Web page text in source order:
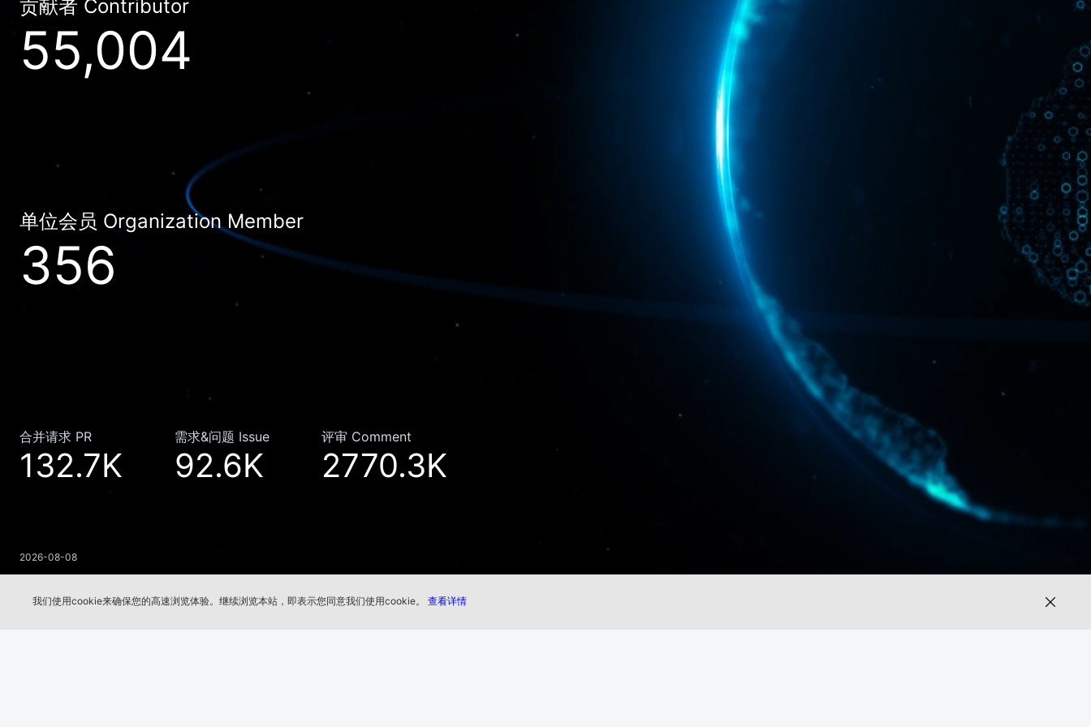
贡献者 Contributor
55,004
单位会员 Organization Member
356
合并请求 PR
132.7K
需求&问题 Issue
92.6K
评审 Comment
2770.3K
2026-08-08
我们使用cookie来确保您的高速浏览体验。继续浏览本站，即表示您同意我们使用cookie。 查看详情